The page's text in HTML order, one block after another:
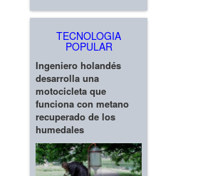
TECNOLOGIA
POPULAR
Ingeniero holandés
desarrolla una
motocicleta que
funciona con metano
recuperado de los
humedales